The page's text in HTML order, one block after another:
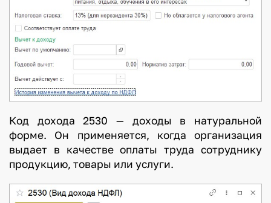
Код дохода 2530 — доходы в натуральной
форме. Он применяется, когда организация
выдает в качестве оплаты труда сотруднику
продукцию, товары или услуги.